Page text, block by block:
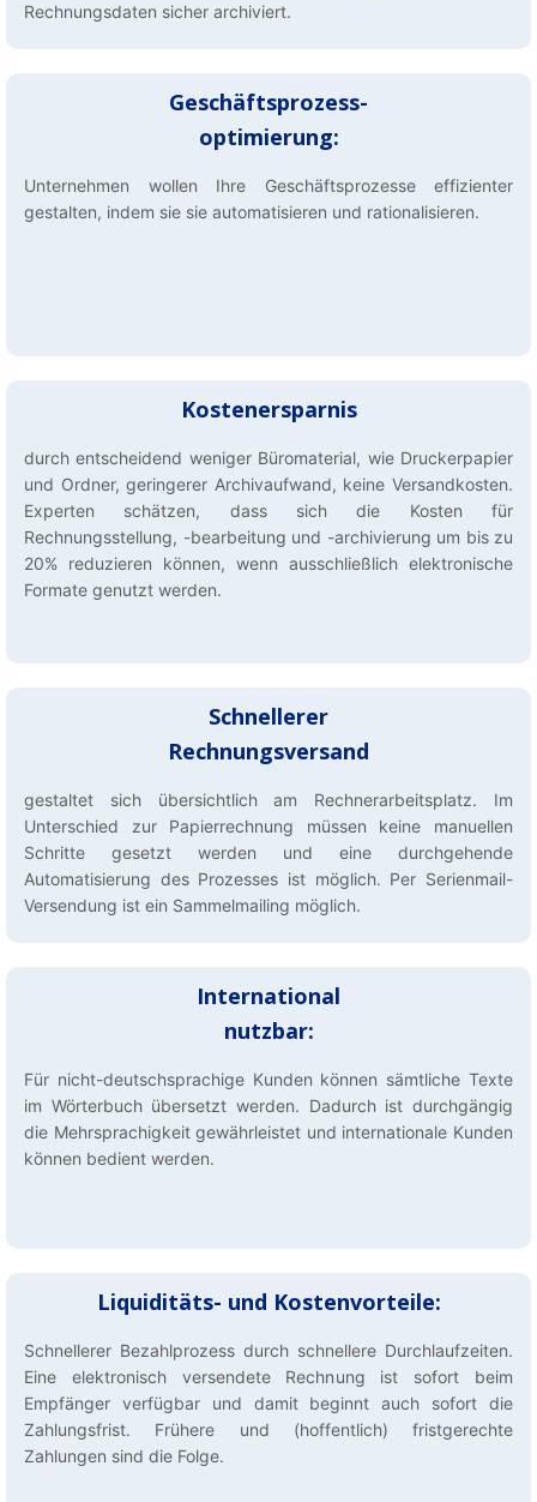
Rechnungsdaten sicher archiviert.
Geschäftsprozess-
optimierung:
Unternehmen wollen Ihre Geschäftsprozesse effizienter
gestalten, indem sie sie automatisieren und rationalisieren.
Kostenersparnis
durch entscheidend weniger Büromaterial, wie Druckerpapier
und Ordner, geringerer Archivaufwand, keine Versandkosten.
Experten schätzen, dass sich die Kosten für
Rechnungsstellung, -bearbeitung und -archivierung um bis zu
20% reduzieren können, wenn ausschließlich elektronische
Formate genutzt werden.
Schnellerer
Rechnungsversand
gestaltet sich übersichtlich am Rechnerarbeitsplatz. Im
Unterschied zur Papierrechnung müssen keine manuellen
Schritte gesetzt werden und eine durchgehende
Automatisierung des Prozesses ist möglich. Per Serienmail-
Versendung ist ein Sammelmailing möglich.
International
nutzbar:
Für nicht-deutschsprachige Kunden können sämtliche Texte
im Wörterbuch übersetzt werden. Dadurch ist durchgängig
die Mehrsprachigkeit gewährleistet und internationale Kunden
können bedient werden.
Liquiditäts- und Kostenvorteile:
Schnellerer Bezahlprozess durch schnellere Durchlaufzeiten.
Eine elektronisch versendete Rechnung ist sofort beim
Empfänger verfügbar und damit beginnt auch sofort die
Zahlungsfrist. Frühere und (hoffentlich) fristgerechte
Zahlungen sind die Folge.